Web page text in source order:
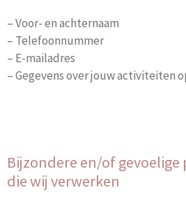
– Voor- en achternaam
– Telefoonnummer
– E-mailadres
– Gegevens over jouw activiteiten
Bijzondere en/of gevoelige
die wij verwerken